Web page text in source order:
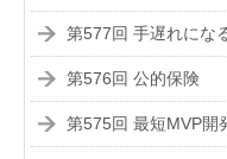
第577回 手遅れにな
第576回 公的保険
第575回 最短MVP開